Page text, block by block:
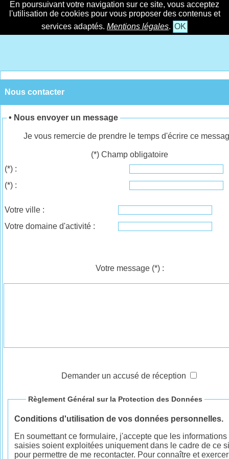
En poursuivant votre navigation sur ce site, vous acceptez
l'utilisation de cookies pour vous proposer des contenus et
services adaptés. Mentions légales. OK
Nous contacter
• Nous envoyer un message
Je vous remercie de prendre le temps d'écrire ce
(*) Champ obligatoire
(*) :
(*) :
Votre ville :
Votre domaine d'activité :
Votre message (*):
Demander un accusé de réception
Règlement Général sur la Protection des Données
Conditions d'utilisation de vos données personnelles.
En soumettant ce formulaire, j'accepte que les informations
saisies soient exploitées uniquement dans le cadre de ce
pour permettre de me recontacter. Pour connaître et